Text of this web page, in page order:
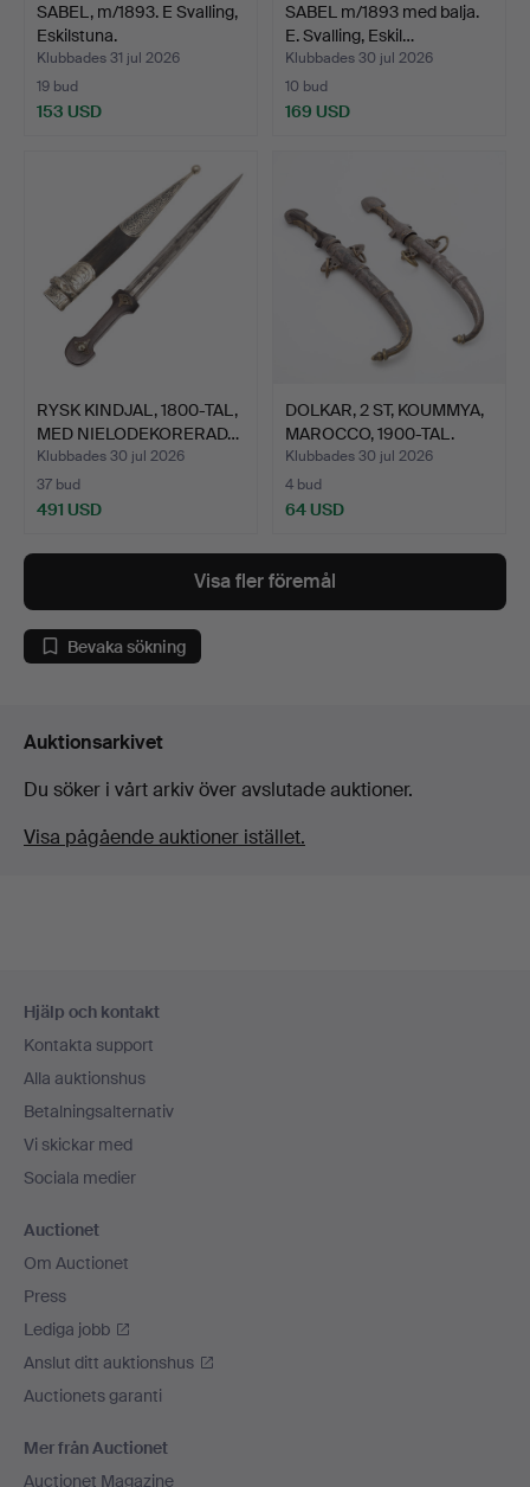
SABEL, m/1893. E Svalling,
Eskilstuna.
Klubbades 31 jul 2026
19 bud
153 USD
SABEL m/1893 med balja.
E. Svalling, Eskil…
Klubbades 30 jul 2026
10 bud
169 USD
RYSK KINDJAL, 1800-TAL,
MED NIELODEKORERAD…
Klubbades 30 jul 2026
37 bud
491 USD
DOLKAR, 2 ST, KOUMMYA,
MAROCCO, 1900-TAL.
Klubbades 30 jul 2026
4 bud
64 USD
Visa fler föremål
Bevaka sökning
Auktionsarkivet
Du söker i vårt arkiv över avslutade auktioner.
Visa pågående auktioner istället.
Hjälp och kontakt
Kontakta support
Alla auktionshus
Betalningsalternativ
Vi skickar med
Sociala medier
Auctionet
Om Auctionet
Press
Lediga jobb
Anslut ditt auktionshus
Auctionets garanti
Mer från Auctionet
Auctionet Magazine